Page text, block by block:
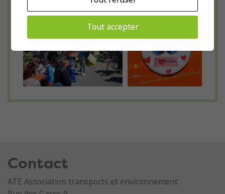
Contact
ATE Association transports et environnement
Tout accepter